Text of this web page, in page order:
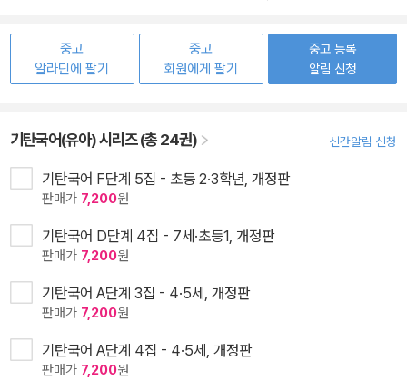
중고
알라딘에 팔기
중고
회원에게 팔기
중고 등록
알림 신청
기탄국어(유아) 시리즈 (총 24권) 신간알림 신청
기탄국어 F단계 5집 - 초등 2·3학년, 개정판
판매가 7,200원
기탄국어 D단계 4집 - 7세·초등1, 개정판
판매가 7,200원
기탄국어 A단계 3집 - 4·5세, 개정판
판매가 7,200원
기탄국어 A단계 4집 - 4·5세, 개정판
판매가 7,200원